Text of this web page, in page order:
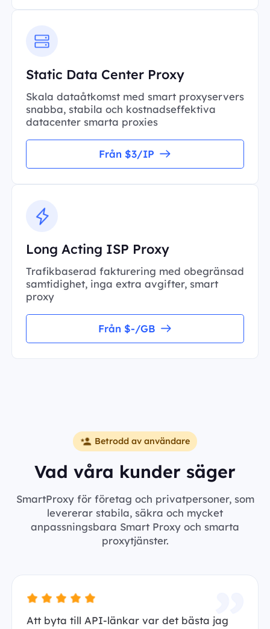
Static Data Center Proxy
Skala dataåtkomst med smart proxyservers
snabba, stabila och kostnadseffektiva
datacenter smarta proxies
Från $3/IP
Long Acting ISP Proxy
Trafikbaserad fakturering med obegränsad
samtidighet, inga extra avgifter, smart
proxy
Från $-/GB
Betrodd av användare
Vad våra kunder säger
SmartProxy för företag och privatpersoner, som
levererar stabila, säkra och mycket
anpassningsbara Smart Proxy och smarta
proxytjänster.
Att byta till API-länkar var det bästa jag